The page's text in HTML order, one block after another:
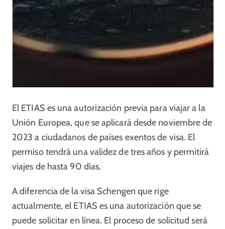
El ETIAS es una autorización previa para viajar a la
Unión Europea, que se aplicará desde noviembre de
2023 a ciudadanos de países exentos de visa. El
permiso tendrá una validez de tres años y permitirá
viajes de hasta 90 días.
A diferencia de la visa Schengen que rige
actualmente, el ETIAS es una autorización que se
puede solicitar en línea. El proceso de solicitud será